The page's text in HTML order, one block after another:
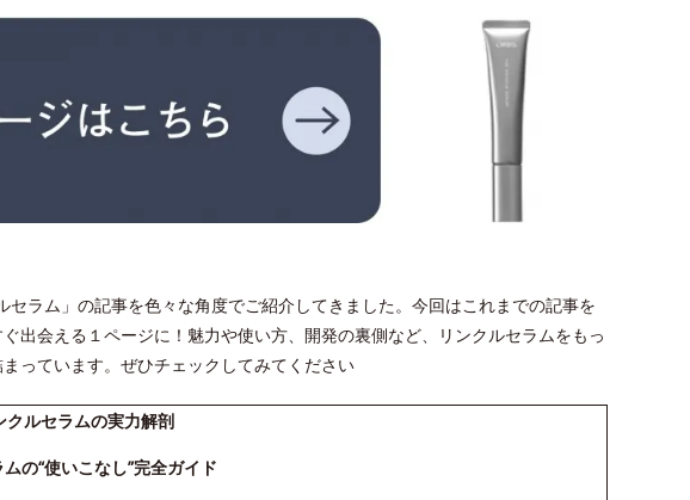
ラム」の記事を色々な角度でご紹介してきました。今回はこれまでの記事を
出会える１ページに！魅力や使い方、開発の裏側など、リンクルセラムをもっ
っています。ぜひチェックしてみてください
ルセラムの実力解剖
の“使いこなし”完全ガイド